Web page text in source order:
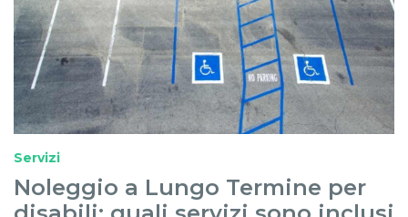
Servizi
Noleggio a Lungo Termine per